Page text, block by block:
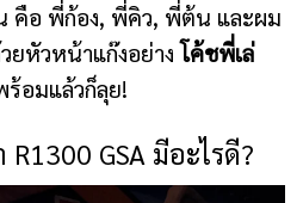
คือ พี่ก้อง, พี่คิว, พี่ต้น และผม
ยหัวหน้าแก๊งอย่างโค้ชพี่เล่
ร้อมแล้วก็ลุย!
GSA มีอะไรดี?